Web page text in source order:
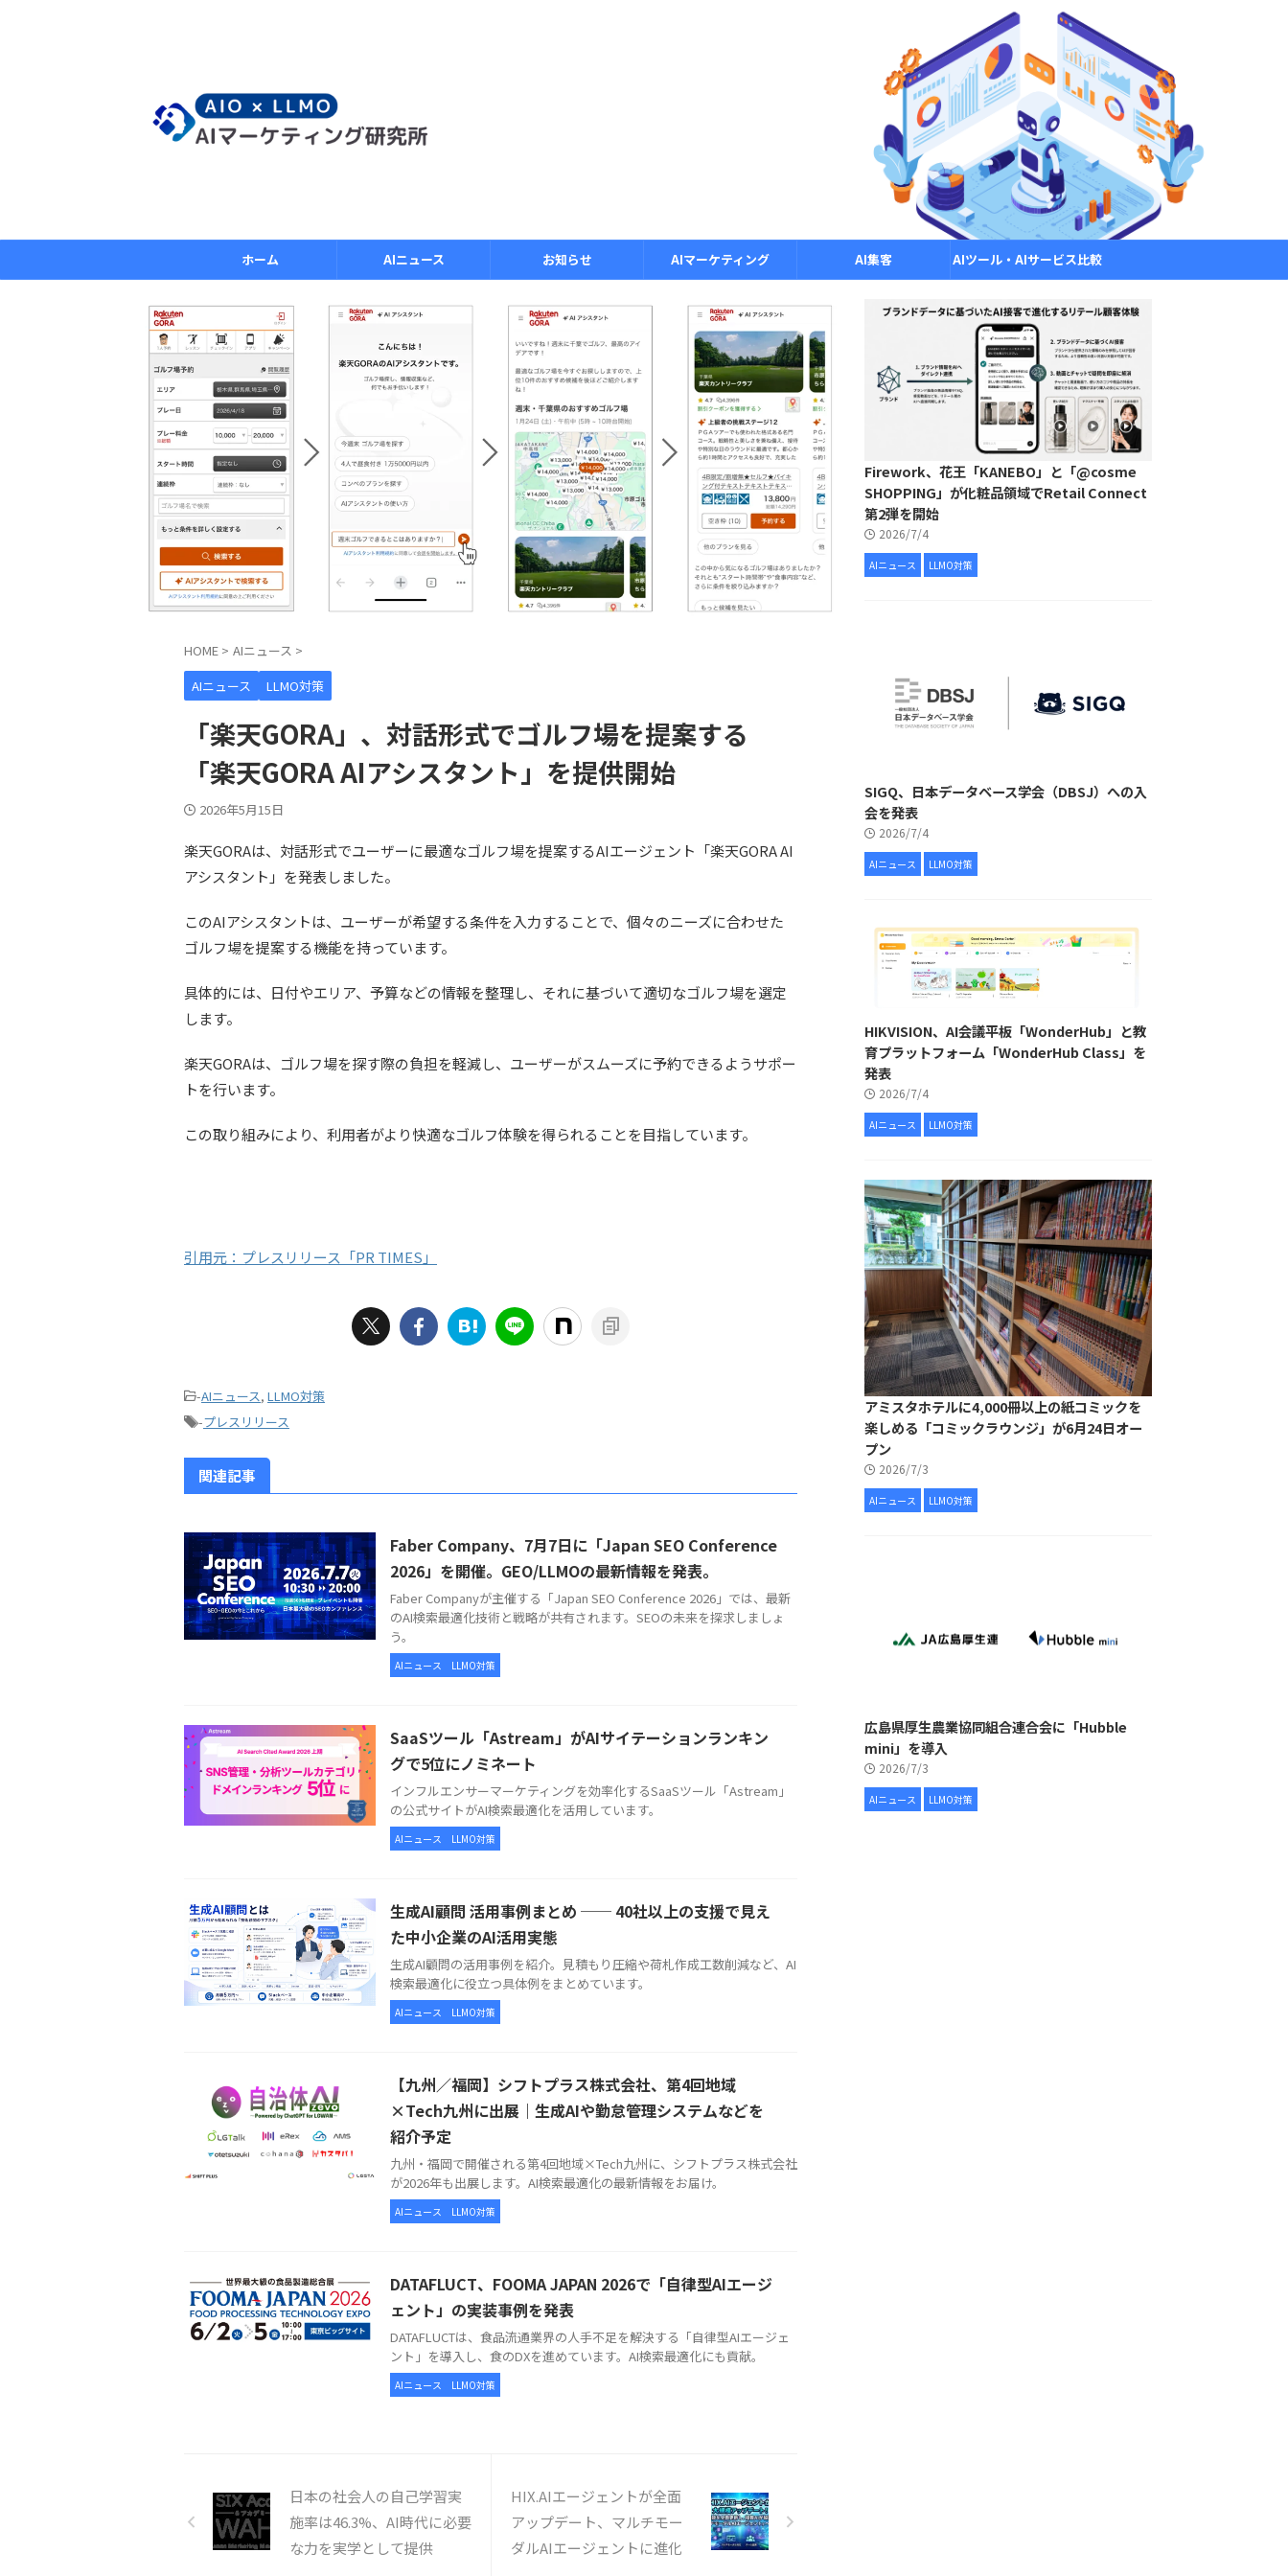
ホーム AIニュース お知らせ AIマーケティング AI集客 AIツール・AIサービス比較
HOME > AIニュース >
AIニュース
LLMO対策
「楽天GORA」、対話形式でゴルフ場を提案する
「楽天GORA AIアシスタント」を提供開始
2026年5月15日
楽天GORAは、対話形式でユーザーに最適なゴルフ場を提案するAIエージェント「楽天GORA AI
アシスタント」を発表しました。
このAIアシスタントは、ユーザーが希望する条件を入力することで、個々のニーズに合わせた
ゴルフ場を提案する機能を持っています。
具体的には、日付やエリア、予算などの情報を整理し、それに基づいて適切なゴルフ場を選定
します。
楽天GORAは、ゴルフ場を探す際の負担を軽減し、ユーザーがスムーズに予約できるようサポー
トを行います。
この取り組みにより、利用者がより快適なゴルフ体験を得られることを目指しています。
引用元：プレスリリース「PR TIMES」
-AIニュース, LLMO対策
-プレスリリース
関連記事
Faber Company、7月7日に「Japan SEO Conference
2026」を開催。GEO/LLMOの最新情報を発表。
Faber Companyが主催する「Japan SEO Conference 2026」では、最新
のAI検索最適化技術と戦略が共有されます。SEOの未来を探求しましょ
う。
AIニュース LLMO対策
SaaSツール「Astream」がAIサイテーションランキン
グで5位にノミネート
インフルエンサーマーケティングを効率化するSaaSツール「Astream」
の公式サイトがAI検索最適化を活用しています。
AIニュース LLMO対策
生成AI顧問 活用事例まとめ ── 40社以上の支援で見え
た中小企業のAI活用実態
生成AI顧問の活用事例を紹介。見積もり圧縮や荷札作成工数削減など、AI
検索最適化に役立つ具体例をまとめています。
AIニュース LLMO対策
【九州／福岡】シフトプラス株式会社、第4回地域
×Tech九州に出展｜生成AIや勤怠管理システムなどを
紹介予定
九州・福岡で開催される第4回地域×Tech九州に、シフトプラス株式会社
が2026年も出展します。AI検索最適化の最新情報をお届け。
AIニュース LLMO対策
DATAFLUCT、FOOMA JAPAN 2026で「自律型AIエージ
ェント」の実装事例を発表
DATAFLUCTは、食品流通業界の人手不足を解決する「自律型AIエージェ
ント」を導入し、食のDXを進めています。AI検索最適化にも貢献。
AIニュース LLMO対策
日本の社会人の自己学習実
施率は46.3%、AI時代に必要
な力を実学として提供
HIX.AIエージェントが全面
アップデート、マルチモー
ダルAIエージェントに進化
Firework、花王「KANEBO」と「@cosme
SHOPPING」が化粧品領域でRetail Connect
第2弾を開始
2026/7/4
AIニュース LLMO対策
SIGQ、日本データベース学会（DBSJ）への入
会を発表
2026/7/4
AIニュース LLMO対策
HIKVISION、AI会議平板「WonderHub」と教
育プラットフォーム「WonderHub Class」を
発表
2026/7/4
AIニュース LLMO対策
アミスタホテルに4,000冊以上の紙コミックを
楽しめる「コミックラウンジ」が6月24日オー
プン
2026/7/3
AIニュース LLMO対策
広島県厚生農業協同組合連合会に「Hubble
mini」を導入
2026/7/3
AIニュース LLMO対策